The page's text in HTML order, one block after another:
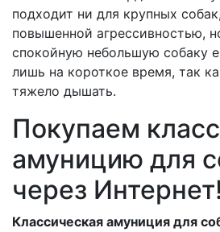
подходит ни для крупных
повышенной агрессивностью,
спокойную небольшую собаку
лишь на короткое время, так
тяжело дышать.
Покупаем
амуницию для
через Интернет!
Классическая амуниция для